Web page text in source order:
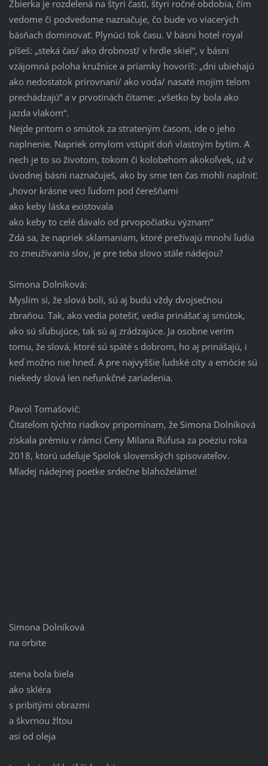
Zbierka je rozdelená na štyri časti, štyri ročné obdobia, čím
vedome či podvedome naznačuje, čo bude vo viacerých
básňach dominovať. Plynúci tok času. V básni hotel royal
píšeš: „steká čas/ ako drobnosť/ v hrdle skiel“, v básni
vzájomná poloha kružnice a priamky hovoríš: „dni ubiehajú
ako nedostatok prirovnaní/ ako voda/ nasaté mojím telom
prechádzajú“ a v prvotinách čítame: „všetko by bola ako
jazda vlakom“.
Nejde pritom o smútok za strateným časom, ide o jeho
naplnenie. Napriek omylom vstúpiť doň vlastným bytím. A
nech je to so životom, tokom či kolobehom akokoľvek, už v
úvodnej básni naznačuješ, ako by sme ten čas mohli naplniť:
„hovor krásne veci ľuďom pod čerešňami
ako keby láska existovala
ako keby to celé dávalo od prvopočiatku význam“
Zdá sa, že napriek sklamaniam, ktoré prežívajú mnohí ľudia
zo zneužívania slov, je pre teba slovo stále nádejou?
Simona Dolníková:
Myslím si, že slová boli, sú aj budú vždy dvojsečnou
zbraňou. Tak, ako vedia potešiť, vedia prinášať aj smútok,
ako sú sľubujúce, tak sú aj zrádzajúce. Ja osobne verím
tomu, že slová, ktoré sú späté s dobrom, ho aj prinášajú, i
keď možno nie hneď. A pre najvyššie ľudské city a emócie sú
niekedy slová len nefunkčné zariadenia.
Pavol Tomašovič:
Čitateľom týchto riadkov pripomínam, že Simona Dolníková
získala prémiu v rámci Ceny Milana Rúfusa za poéziu roka
2018, ktorú udeľuje Spolok slovenských spisovateľov.
Mladej nádejnej poetke srdečne blahoželáme!
Simona Dolníková
na orbite
stena bola biela
ako skléra
s pribitými obrazmi
a škvrnou žltou
asi od oleja